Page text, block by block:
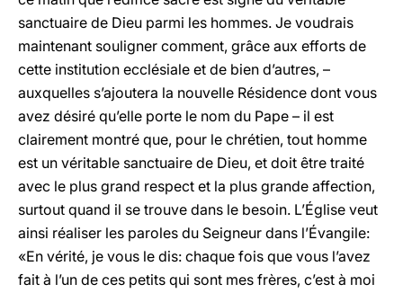
sanctuaire de Dieu parmi les hommes. Je voudrais
maintenant souligner comment, grâce aux efforts de
cette institution ecclésiale et de bien d’autres, –
auxquelles s’ajoutera la nouvelle Résidence dont vous
avez désiré qu’elle porte le nom du Pape – il est
clairement montré que, pour le chrétien, tout homme
est un véritable sanctuaire de Dieu, et doit être traité
avec le plus grand respect et la plus grande affection,
surtout quand il se trouve dans le besoin. L’Église veut
ainsi réaliser les paroles du Seigneur dans l’Évangile:
«En vérité, je vous le dis: chaque fois que vous l’avez
fait à l’un de ces petits qui sont mes frères, c’est à moi